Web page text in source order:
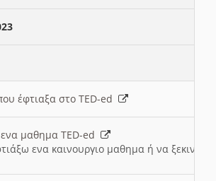
έφτιαξα στο TED-ed
ενα μαθημα TED-ed
ενα καινουργιο μαθημα ή να